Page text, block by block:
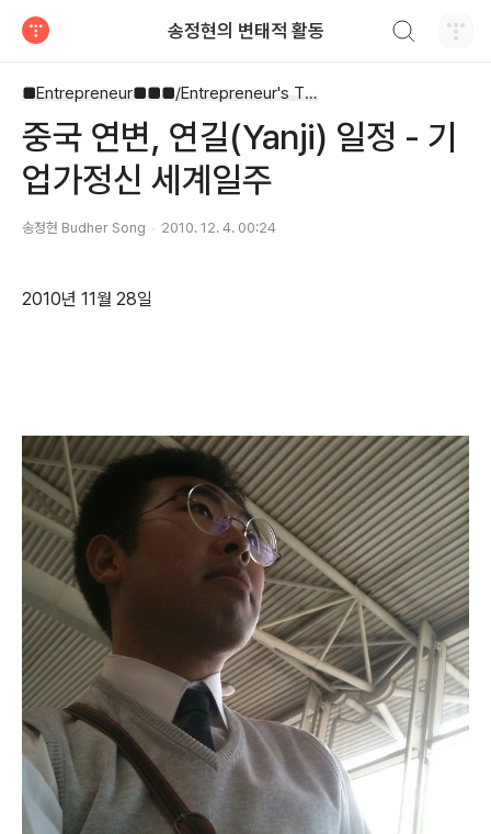
송정현의 변태적 활동
■Entrepreneur■■■/Entrepreneur's Timetable
중국 연변, 연길(Yanji) 일정 - 기
업가정신 세계일주
송정현 Budher Song 2010. 12. 4. 00:24
2010년 11월 28일